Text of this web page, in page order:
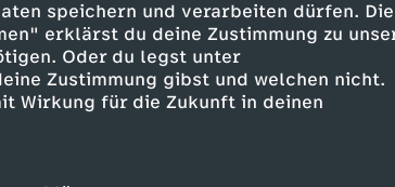
speichern und verarbeiten dürfen.
erklärst du deine Zustimmung zu
Oder du legst unter
Zustimmung gibst und welchen nicht.
Wirkung für die Zukunft in deinen
vor ort